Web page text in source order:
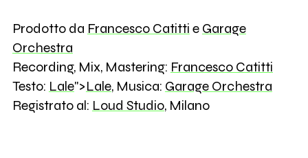
Prodotto da Francesco Catitti e Garage
Orchestra
Recording, Mix, Mastering: Francesco Catitti
Testo: Lale">Lale, Musica: Garage Orchestra
Registrato al: Loud Studio, Milano